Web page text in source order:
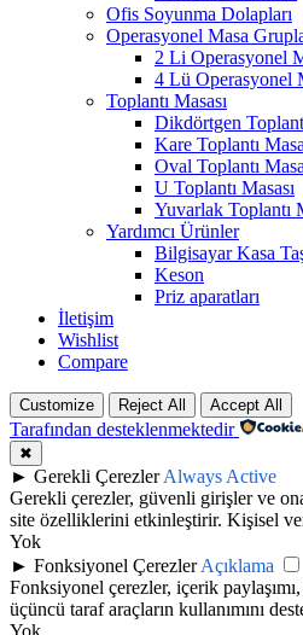
Ofis Soyunma Dolapları
Operasyonel Masa
2 Li Operasyonel
4 Lü Operasyonel
Toplantı Masası
Dikdörtgen
Kare Toplantı
Oval Toplantı
U Toplantı Masası
Yuvarlak Toplantı
Yardımcı Ürünler
Bilgisayar Kasa
Keson
Priz aparatları
İletişim
Wishlist
Compare
Customize Reject All Accept All
Tarafından desteklenmektedir
✖
► Gerekli Çerezler Always Active
Gerekli çerezler, güvenli girişler ve
site özelliklerini etkinleştirir. Kişisel
Yok
► Fonksiyonel Çerezler Açıklama
Fonksiyonel çerezler, içerik
üçüncü taraf araçların kullanımını